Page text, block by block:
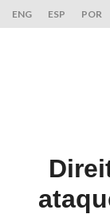
ENG ESP POR